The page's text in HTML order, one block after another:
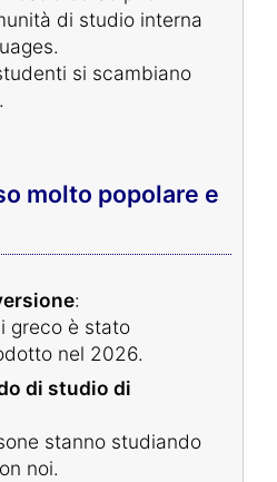
di studio interna
si scambiano
molto popolare e
:
greco è stato
nel 2026.
di studio di
stanno studiando
noi.